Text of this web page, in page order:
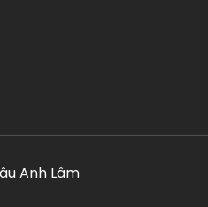
Anh Lâm